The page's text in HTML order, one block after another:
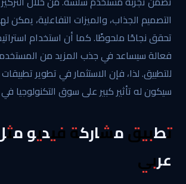
التصميم الجذاب، والميزات التفاعلية، يمكن
تحقق نجاحًا ملحوظًا. كما أن استخدام
فعالة سيساعد في جذب المزيد من
للتطبيق. لذا، فإن الاستثمار في تطوير
سيكون له تأثير كبير على سوق التكنولوجيا
تطبيق مشاركة فيديو
عربي